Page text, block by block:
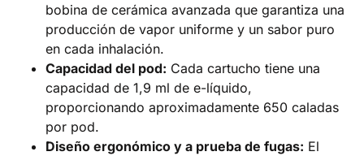
bobina de cerámica avanzada que garantiza una
producción de vapor uniforme y un sabor puro
en cada inhalación.​
Capacidad del pod: Cada cartucho tiene una
capacidad de 1,9 ml de e-líquido,
proporcionando aproximadamente 650 caladas
por pod.​
Diseño ergonómico y a prueba de fugas: El